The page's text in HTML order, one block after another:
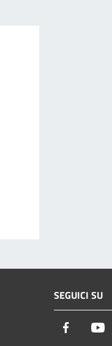
SEGUICI SU
Facebook